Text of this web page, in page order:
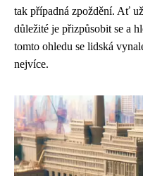
tak případná zpoždění. Ať
důležité je přizpůsobit se a
tomto ohledu se lidská
nejvíce.